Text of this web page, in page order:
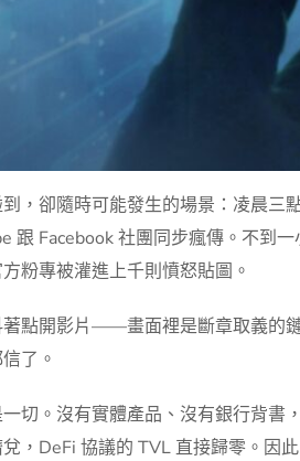
，卻隨時可能發生的場景：凌晨三
跟 Facebook 社團同步瘋傳。不到
粉專被灌進上千則憤怒貼圖。
點開影片——畫面裡是斷章取義的
了。
切。沒有實體產品、沒有銀行背
，DeFi 協議的 TVL 直接歸零。因